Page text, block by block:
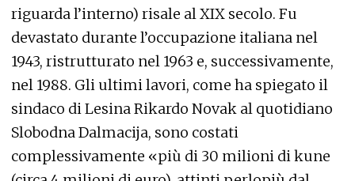
riguarda l’interno) risale al XIX secolo. Fu
devastato durante l’occupazione italiana nel
1943, ristrutturato nel 1963 e, successivamente,
nel 1988. Gli ultimi lavori, come ha spiegato il
sindaco di Lesina Rikardo Novak al quotidiano
Slobodna Dalmacija, sono costati
complessivamente «più di 30 milioni di kune